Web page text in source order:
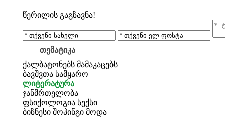
წერილის გაგზავნა!
თემატიკა
ქალბატონებს მამაკაცებს
ბავშვთა სამყარო
ლიტერატურა
ჯანმრთელობა
ფსიქოლოგია სექსი
ბიზნესი შოპინგი მოდა